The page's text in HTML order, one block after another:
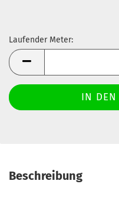
Laufender Meter:
Laufender
Meter
Beschreibung